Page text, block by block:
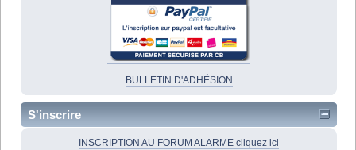
BULLETIN D'ADHÉSION
S'inscrire
INSCRIPTION AU FORUM ALARME cliquez ici